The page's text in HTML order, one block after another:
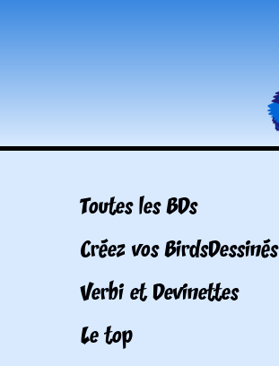
Toutes les BDs
Créez vos BirdsDessinés
Verbi et Devinettes
Le top